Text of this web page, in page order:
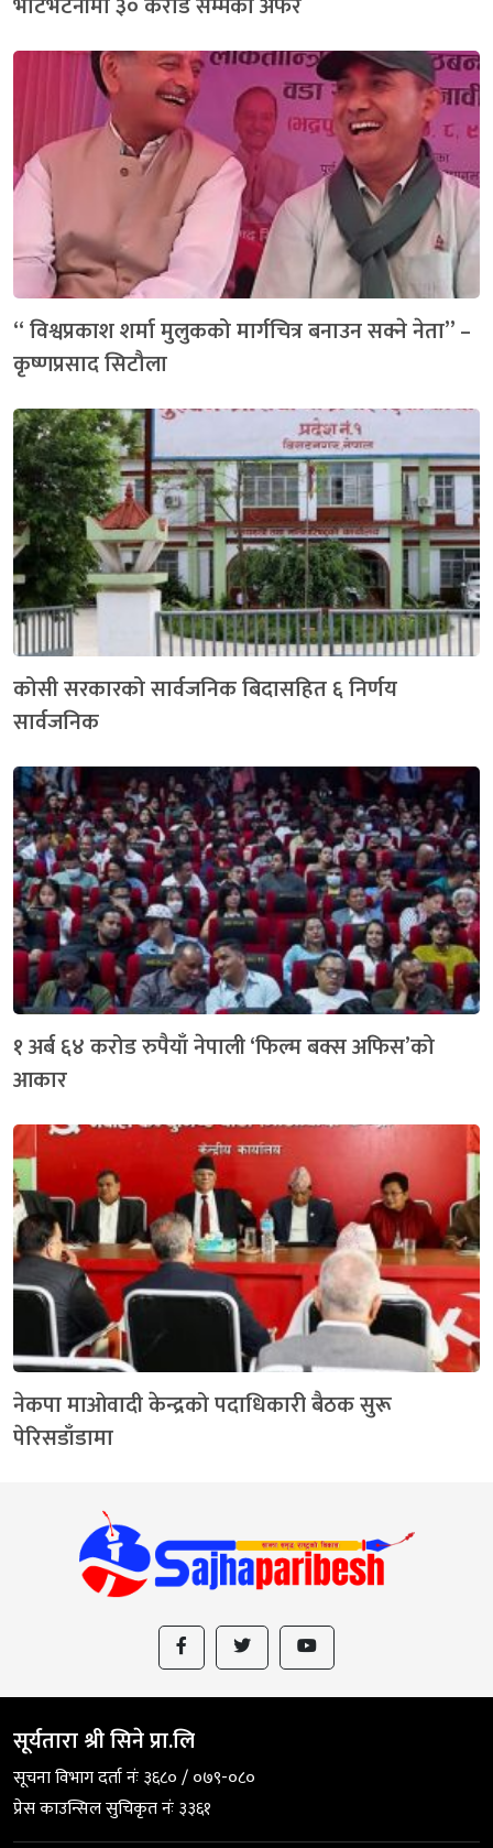
“ विश्वप्रकाश शर्मा मुलुकको मार्गचित्र बनाउन सक्ने नेता” –
कृष्णप्रसाद सिटौला
कोसी सरकारको सार्वजनिक बिदासहित ६ निर्णय
सार्वजनिक
१ अर्ब ६४ करोड रुपैयाँ नेपाली ‘फिल्म बक्स अफिस’को
आकार
नेकपा माओवादी केन्द्रको पदाधिकारी बैठक सुरू
पेरिसडाँडामा
सूर्यतारा श्री सिने प्रा.लि
सूचना विभाग दर्ता नंः ३६८० / ०७९-०८०
प्रेस काउन्सिल सुचिकृत नंः ३३६१